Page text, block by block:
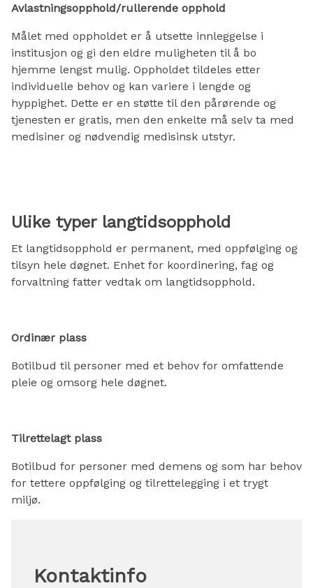
Avlastningsopphold/rullerende opphold
Målet med oppholdet er å utsette innleggelse i
institusjon og gi den eldre muligheten til å bo
hjemme lengst mulig. Oppholdet tildeles etter
individuelle behov og kan variere i lengde og
hyppighet. Dette er en støtte til den pårørende og
tjenesten er gratis, men den enkelte må selv ta med
medisiner og nødvendig medisinsk utstyr.
Ulike typer langtidsopphold
Et langtidsopphold er permanent, med oppfølging og
tilsyn hele døgnet. Enhet for koordinering, fag og
forvaltning fatter vedtak om langtidsopphold.
Ordinær plass
Botilbud til personer med et behov for omfattende
pleie og omsorg hele døgnet.
Tilrettelagt plass
Botilbud for personer med demens og som har behov
for tettere oppfølging og tilrettelegging i et trygt
miljø.
Kontaktinfo